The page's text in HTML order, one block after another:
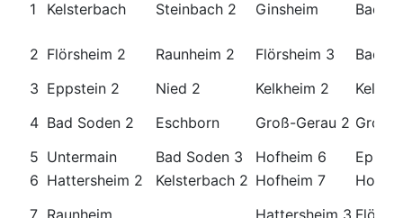
1
Kelsterbach Steinbach 2 Ginsheim Bad
2 Flörsheim 2 Raunheim 2 Flörsheim 3
Bad
3 Eppstein 2 Nied 2 Kelkheim 2
4 Bad Soden 2 Eschborn Groß-Gerau 2 Groß-
5 Untermain Bad Soden 3 Hofheim 6
6 Hattersheim 2 Kelsterbach 2 Hofheim 7
7 Raunheim Hattersheim 3